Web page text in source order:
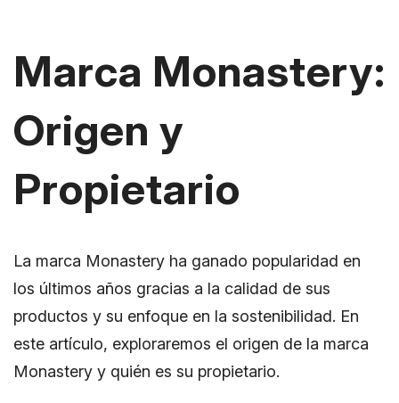
Marca Monastery:
Origen y
Propietario
La marca Monastery ha ganado popularidad en
los últimos años gracias a la calidad de sus
productos y su enfoque en la sostenibilidad. En
este artículo, exploraremos el origen de la marca
Monastery y quién es su propietario.